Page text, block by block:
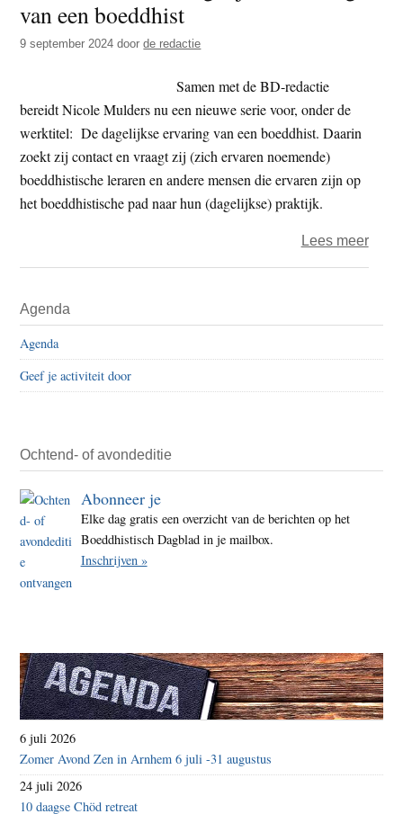
t
e
e
s
e
van een boeddhist
9 september 2024 doorde redactie
Samen met de BD-redactie
bereidt Nicole Mulders nu een nieuwe serie voor, onder de
werktitel: De dagelijkse ervaring van een boeddhist. Daarin
zoekt zij contact en vraagt zij (zich ervaren noemende)
boeddhistische leraren en andere mensen die ervaren zijn op
het boeddhistische pad naar hun (dagelijkse) praktijk.
Lees meerover
Sidebar
Agenda
Agenda
Geef je activiteit door
Ochtend- of avondeditie
Abonneer je
Elke dag gratis een overzicht van de berichten op het
Boeddhistisch Dagblad in je mailbox.
Inschrijven »
6 juli 2026
Zomer Avond Zen in Arnhem 6 juli -31 augustus
24 juli 2026
10 daagse Chöd retreat